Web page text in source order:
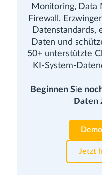
Monitoring, Data
Firewall.
Datenstandards,
Daten und
50+ unterstützte
KI-System-
Beginnen Sie
Daten
Jetzt